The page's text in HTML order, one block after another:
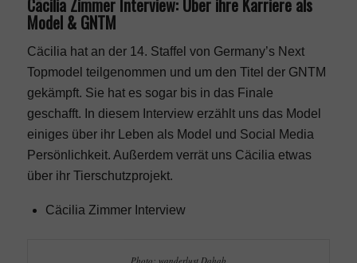
Model & GNTM
Cäcilia hat an der 14. Staffel von Germany’s Next
Topmodel teilgenommen und um den Titel der GNTM
gekämpft. Sie hat es sogar bis in das Finale
geschafft. In diesem Interview erzählt uns das Model
einiges über ihr Leben als Model und Social Media
Persönlichkeit. Außerdem verrät uns Cäcilia etwas
über ihr Tierschutzprojekt.
Cäcilia Zimmer Interview
Photo: wanderlust Dahab